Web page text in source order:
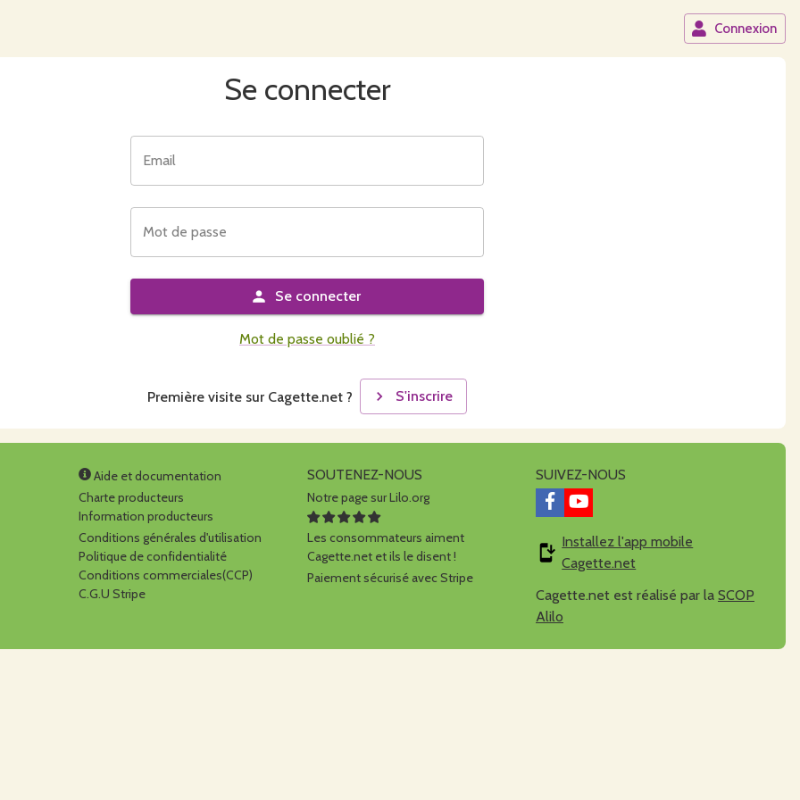
Connexion
Se connecter
Email
Mot de passe
Se connecter
Mot de passe oublié ?
Première visite sur Cagette.net ? S'inscrire
Aide et documentation
Charte producteurs
Information producteurs
Conditions générales d'utilisation
Politique de confidentialité
Conditions commerciales(CCP)
C.G.U Stripe
SOUTENEZ-NOUS
Notre page sur Lilo.org
Les consommateurs aiment
Cagette.net et ils le disent !
Paiement sécurisé avec Stripe
SUIVEZ-NOUS
Installez l'app mobile
Cagette.net
Cagette.net est réalisé par la SCOP
Alilo